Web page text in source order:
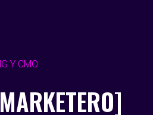
Y CMO